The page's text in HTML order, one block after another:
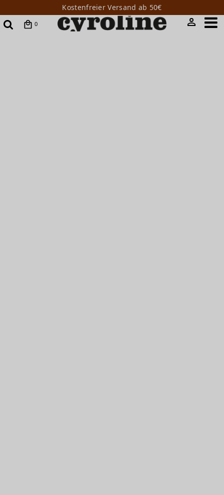
Kostenfreier Versand ab 50€
0